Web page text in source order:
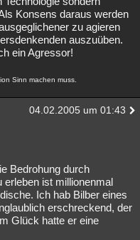
Konsens daraus werden
zu agieren
auszuüben.
ein Agressor!
Sinn machen muss.
04.02.2005 um 01:43
Bedrohung durch
erleben ist millionenmal
Ich hab Bilber eines
erschreckend, der
Glück hatte er eine